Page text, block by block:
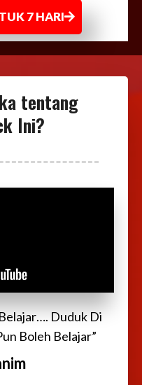
7 HARI
tentang
Ini?
Duduk Di
Boleh Belajar”